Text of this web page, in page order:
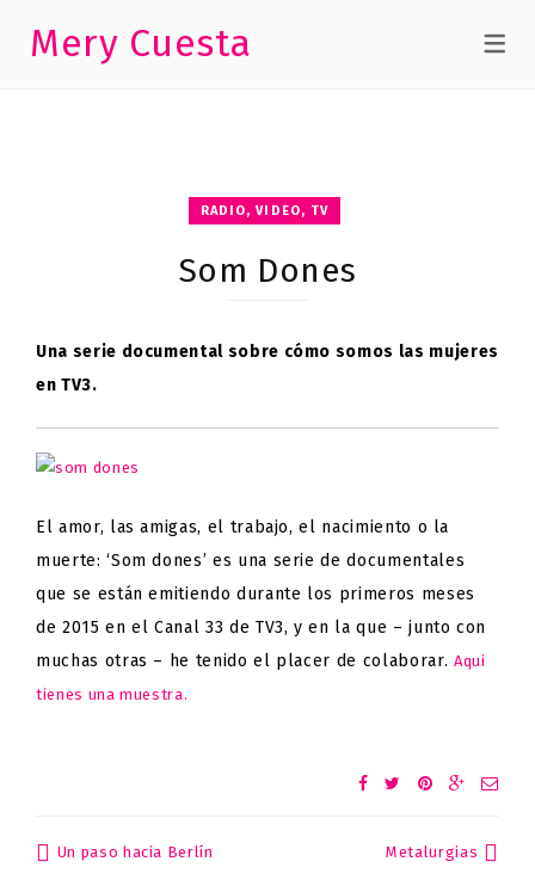
Mery Cuesta
RADIO, VIDEO, TV
Som Dones
Una serie documental sobre cómo somos las mujeres
en TV3.
El amor, las amigas, el trabajo, el nacimiento o la
muerte: ‘Som dones’ es una serie de documentales
que se están emitiendo durante los primeros meses
de 2015 en el Canal 33 de TV3, y en la que – junto con
muchas otras – he tenido el placer de colaborar. Aqui
tienes una muestra.
Post
Un paso hacia Berlín Metalurgias